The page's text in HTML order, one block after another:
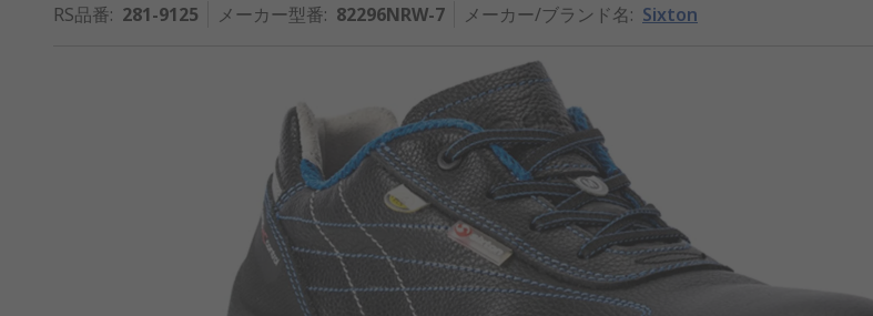
RS品番: 281-9125 メーカー型番: 82296NRW-7 メーカー/ブランド名: Sixton